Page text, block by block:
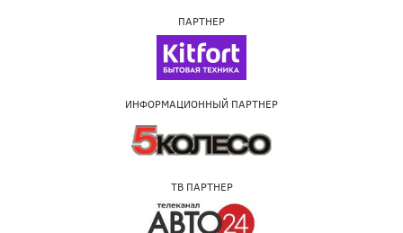
ПАРТНЕР
ИНФОРМАЦИОННЫЙ ПАРТНЕР
ТВ ПАРТНЕР